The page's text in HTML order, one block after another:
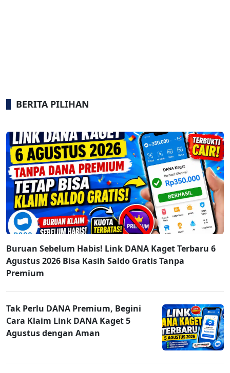
BERITA PILIHAN
Buruan Sebelum Habis! Link DANA Kaget Terbaru 6
Agustus 2026 Bisa Kasih Saldo Gratis Tanpa
Premium
Tak Perlu DANA Premium, Begini
Cara Klaim Link DANA Kaget 5
Agustus dengan Aman